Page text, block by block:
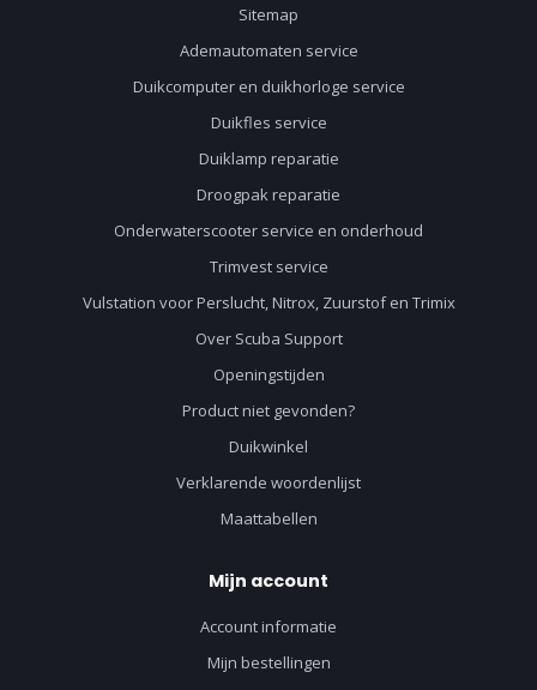
Sitemap
Ademautomaten service
Duikcomputer en duikhorloge service
Duikfles service
Duiklamp reparatie
Droogpak reparatie
Onderwaterscooter service en onderhoud
Trimvest service
Vulstation voor Perslucht, Nitrox, Zuurstof en Trimix
Over Scuba Support
Openingstijden
Product niet gevonden?
Duikwinkel
Verklarende woordenlijst
Maattabellen
Mijn account
Account informatie
Mijn bestellingen